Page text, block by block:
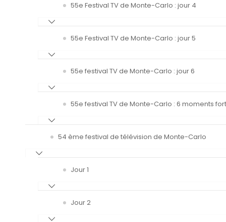
55e Festival TV de Monte-Carlo : jour 4
55e Festival TV de Monte-Carlo : jour 5
55e festival TV de Monte-Carlo : jour 6
55e festival TV de Monte-Carlo : 6 moments
54 ème festival de télévision de Monte-Carlo
Jour 1
Jour 2